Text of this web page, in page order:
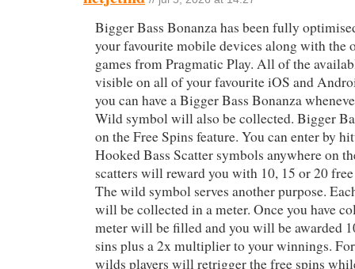
Bigger Bass Bonanza has been fully
your favourite mobile devices along with the
games from Pragmatic Play. All of the
visible on all of your favourite iOS and
you can have a Bigger Bass Bonanza
Wild symbol will also be collected. Bigger
on the Free Spins feature. You can enter by
Hooked Bass Scatter symbols anywhere on
scatters will reward you with 10, 15 or 20
The wild symbol serves another purpose.
will be collected in a meter. Once you have
meter will be filled and you will be awarded
sins plus a 2x multiplier to your winnings.
wilds players will retrigger the free spins